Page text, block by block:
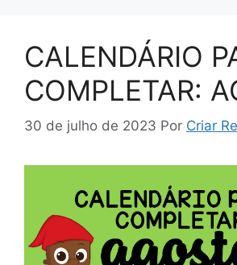
CALENDÁRIO
COMPLETAR:
30 de julho de 2023 Por Criar